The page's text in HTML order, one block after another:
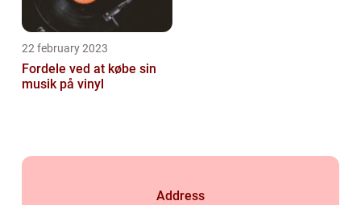
22 february 2023
Fordele ved at købe sin
musik på vinyl
Address